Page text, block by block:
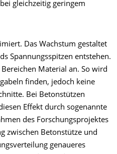
gleichzeitig geringem
Das Wachstum gestaltet
Spannungsspitzen entstehen.
Material an. So wird
finden, jedoch keine
Bei Betonstützen
Effekt durch sogenannte
des Forschungsprojektes
zwischen Betonstütze und
genaueres